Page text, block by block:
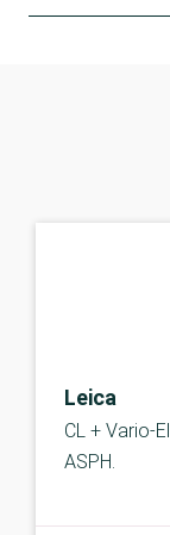
Leica
CL + Vario-
ASPH.